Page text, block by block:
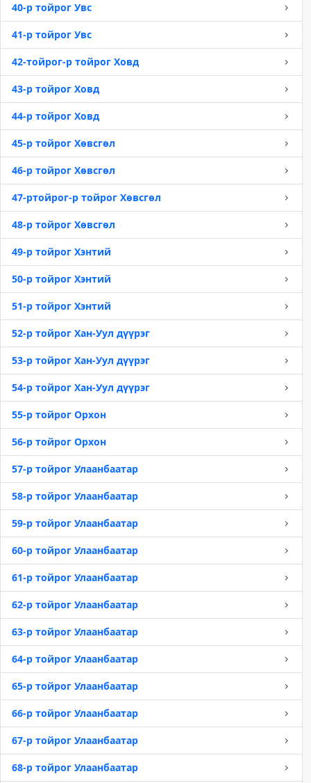
40-р тойрог Увс
41-р тойрог Увс
42-тойрог-р тойрог Ховд
43-р тойрог Ховд
44-р тойрог Ховд
45-р тойрог Хөвсгөл
46-р тойрог Хөвсгөл
47-ртойрог-р тойрог Хөвсгөл
48-р тойрог Хөвсгөл
49-р тойрог Хэнтий
50-р тойрог Хэнтий
51-р тойрог Хэнтий
52-р тойрог Хан-Уул дүүрэг
53-р тойрог Хан-Уул дүүрэг
54-р тойрог Хан-Уул дүүрэг
55-р тойрог Орхон
56-р тойрог Орхон
57-р тойрог Улаанбаатар
58-р тойрог Улаанбаатар
59-р тойрог Улаанбаатар
60-р тойрог Улаанбаатар
61-р тойрог Улаанбаатар
62-р тойрог Улаанбаатар
63-р тойрог Улаанбаатар
64-р тойрог Улаанбаатар
65-р тойрог Улаанбаатар
66-р тойрог Улаанбаатар
67-р тойрог Улаанбаатар
68-р тойрог Улаанбаатар